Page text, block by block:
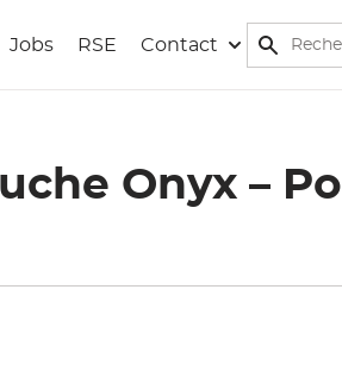
Jobs RSE Contact
Onyx –